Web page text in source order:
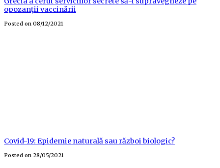
opozanții vaccinării
Posted on 08/12/2021
Covid-19: Epidemie naturală sau război biologic?
Posted on 28/05/2021